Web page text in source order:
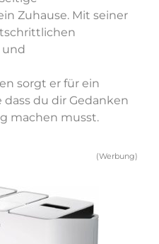
Zuhause. Mit seiner
und
sorgt er für ein
dass du dir Gedanken
machen musst.
(Werbung)